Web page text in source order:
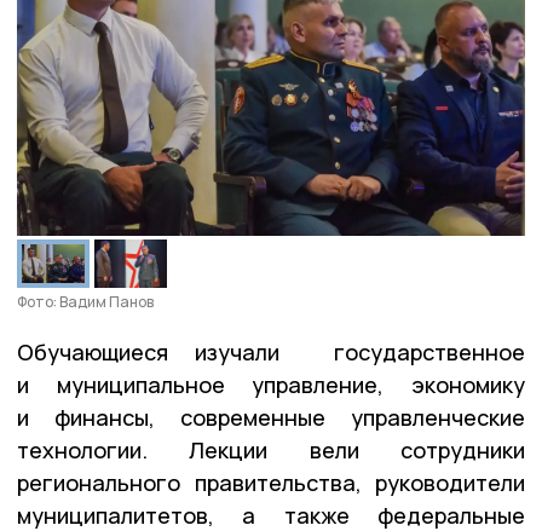
Фото: Вадим Панов
Обучающиеся изучали государственное
и муниципальное управление, экономику
и финансы, современные управленческие
технологии. Лекции вели сотрудники
регионального правительства, руководители
муниципалитетов, а также федеральные